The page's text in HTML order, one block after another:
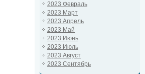
2023 Февраль
2023 Март
2023 Апрель
2023 Май
2023 Июнь
2023 Июль
2023 Август
2023 Сентябрь